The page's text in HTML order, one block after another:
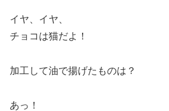
イヤ、イヤ、
チョコは猫だよ！
加工して油で揚げたものは？
あっ！